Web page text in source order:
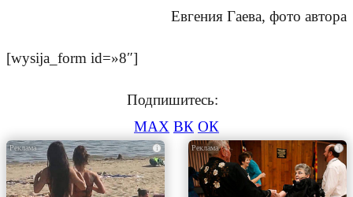
Евгения Гаева, фото автора
[wysija_form id=»8″]
Подпишитесь:
MAX ВК ОК
i i